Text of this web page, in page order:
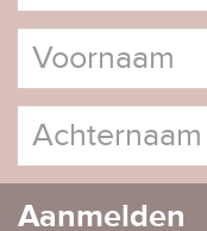
Aanmelden